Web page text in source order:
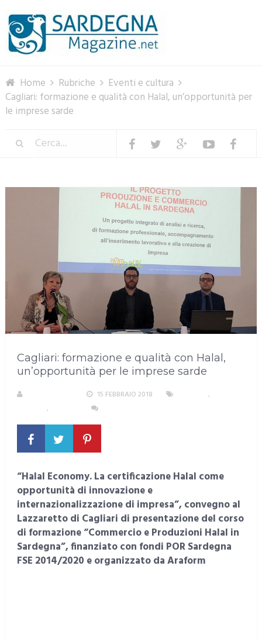
Home Rubriche
Eventi e cultura
Cagliari: formazione e qualità con Halal, un’opportunità per
le imprese sarde
Cagliari: formazione e qualità con Halal,
un’opportunità per le imprese sarde
15 FEBBRAIO 2018 ,
,
“Halal Economy. La certificazione Halal come
opportunità di innovazione e
internazionalizzazione di impresa”, convegno al
Lazzaretto di Cagliari di presentazione del corso
di formazione “Commercio e Produzioni Halal in
Sardegna”, finanziato con fondi POR Sardegna
FSE 2014/2020 e organizzato da Araform